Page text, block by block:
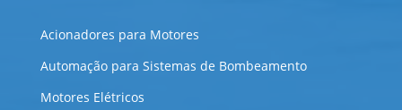
Acionadores para Motores
Automação para Sistemas de Bombeamento
Motores Elétricos